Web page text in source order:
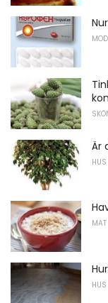
Är
HUS
MAT
HUS